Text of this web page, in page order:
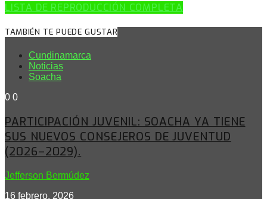
LISTA DE REPRODUCCIÓN COMPLETA
TAMBIÉN TE PUEDE GUSTAR
Cundinamarca
Noticias
Soacha
0 0
PARTICIPACIÓN JUVENIL: SOACHA YA TIENE
SUS NUEVOS CONSEJEROS DE JUVENTUD
(2026–2029).
Jefferson Bermúdez
16 febrero, 2026